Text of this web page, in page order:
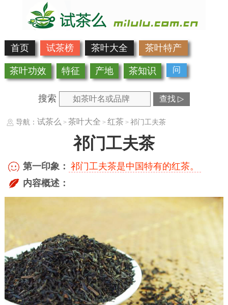
首页 试茶榜 茶叶大全 茶叶特产
茶叶功效 特征 产地 茶知识 问
搜索 查找 ▷
导航： 试茶么 > 茶叶大全 > 红茶 > 祁门工夫茶
祁门工夫茶
第一印象： 祁门工夫茶是中国特有的红茶。
内容概述：